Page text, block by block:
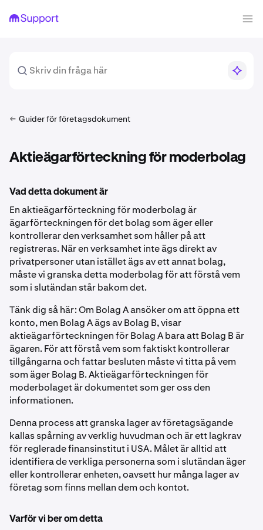
Guider för företagsdokument
Aktieägarförteckning för moderbolag
Vad detta dokument är
En aktieägarförteckning för moderbolag är
ägarförteckningen för det bolag som äger eller
kontrollerar den verksamhet som håller på att
registreras. När en verksamhet inte ägs direkt av
privatpersoner utan istället ägs av ett annat bolag,
måste vi granska detta moderbolag för att förstå vem
som i slutändan står bakom det.
Tänk dig så här: Om Bolag A ansöker om att öppna ett
konto, men Bolag A ägs av Bolag B, visar
aktieägarförteckningen för Bolag A bara att Bolag B är
ägaren. För att förstå vem som faktiskt kontrollerar
tillgångarna och fattar besluten måste vi titta på vem
som äger Bolag B. Aktieägarförteckningen för
moderbolaget är dokumentet som ger oss den
informationen.
Denna process att granska lager av företagsägande
kallas spårning av verklig huvudman och är ett lagkrav
för reglerade finansinstitut i USA. Målet är alltid att
identifiera de verkliga personerna som i slutändan äger
eller kontrollerar enheten, oavsett hur många lager av
företag som finns mellan dem och kontot.
Varför vi ber om detta